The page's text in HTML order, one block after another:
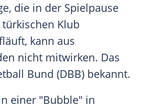
die in der Spielpause
Klub
kann aus
nicht mitwirken. Das
Bund (DBB) bekannt.
einer "Bubble" in